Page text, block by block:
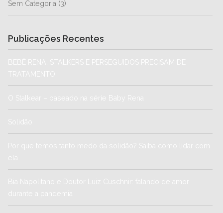
Sem Categoria (3)
Publicações Recentes
BEBÊ RENA: STALKERS E PERSEGUIDOS PRECISAM DE
TRATAMENTO
O Stalkear – baseado na série Baby Rena
Solidão
Por que temos tanto medo da solidão? Saiba como lidar com
ela
Bia Napolitano e Doutor Luiz Cuschnir: falando de amor
durante a pandemia